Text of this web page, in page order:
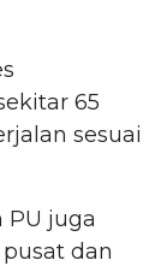
65
sesuai
juga
dan